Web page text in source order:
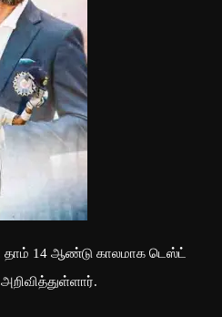
தாம் 14 ஆண்டு காலமாக டெஸ்ட்